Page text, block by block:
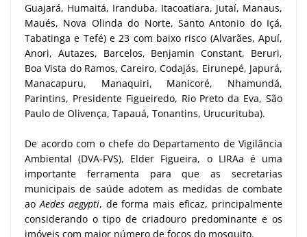
Guajará, Humaitá, Iranduba, Itacoatiara, Jutaí, Manaus,
Maués, Nova Olinda do Norte, Santo Antonio do Içá,
Tabatinga e Tefé) e 23 com baixo risco (Alvarães, Apuí,
Anori, Autazes, Barcelos, Benjamin Constant, Beruri,
Boa Vista do Ramos, Careiro, Codajás, Eirunepé, Japurá,
Manacapuru, Manaquiri, Manicoré, Nhamundá,
Parintins, Presidente Figueiredo, Rio Preto da Eva, São
Paulo de Olivença, Tapauá, Tonantins, Urucurituba).
De acordo com o chefe do Departamento de Vigilância
Ambiental (DVA-FVS), Elder Figueira, o LIRAa é uma
importante ferramenta para que as secretarias
municipais de saúde adotem as medidas de combate
ao Aedes aegypti, de forma mais eficaz, principalmente
considerando o tipo de criadouro predominante e os
imóveis com maior número de focos do mosquito.